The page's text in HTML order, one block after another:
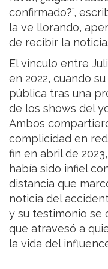
confirmado?”,
la ve llorando,
de recibir la noticia.
El vínculo entre
en 2022, cuando
pública tras una
de los shows del
Ambos
complicidad en
fin en abril de
había sido infiel
distancia que
noticia del
y su testimonio se
que atravesó a
la vida del